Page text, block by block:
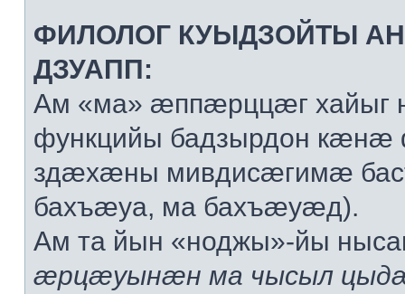
ФИЛОЛОГ КУЫДЗОЙТЫ
ДЗУАПП:
Ам «ма» æппæрццæг хайыг
функцийы бадзырдон
здæхæны мивдисæгимæ
бахъæуа, ма бахъæуæд).
Ам та йын «ноджы»-йы
æрцæуынæн ма чысыл